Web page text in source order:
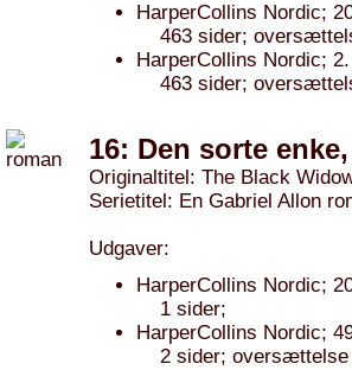
HarperCollins Nordic;
463 sider;
HarperCollins Nordic;
463 sider;
16: Den sorte
Originaltitel: The Black
Serietitel: En Gabriel Allon
Udgaver:
HarperCollins Nordic;
1 sider;
HarperCollins Nordic;
2 sider;